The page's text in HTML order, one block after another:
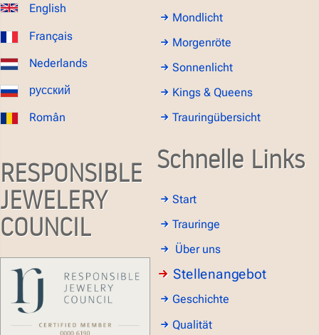
English
Français
Nederlands
русский
Român
RESPONSIBLE
JEWELERY
COUNCIL
Mondlicht
Morgenröte
Sonnenlicht
Kings & Queens
Trauringübersicht
Schnelle Links
Start
Trauringe
Über uns
Stellenangebot
Geschichte
Qualität